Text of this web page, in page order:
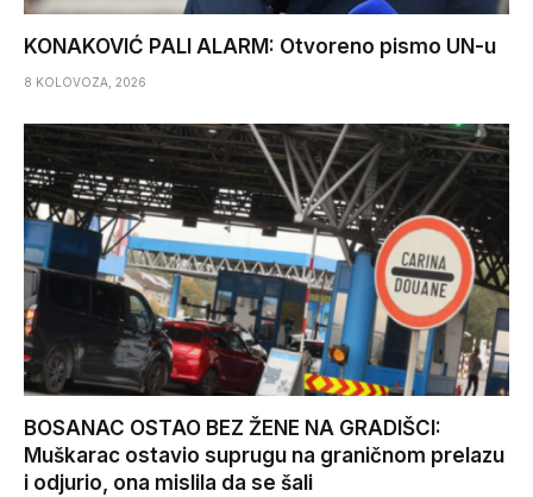
KONAKOVIĆ PALI ALARM: Otvoreno pismo UN-u
8 KOLOVOZA, 2026
BOSANAC OSTAO BEZ ŽENE NA GRADIŠCI:
Muškarac ostavio suprugu na graničnom prelazu
i odjurio, ona mislila da se šali